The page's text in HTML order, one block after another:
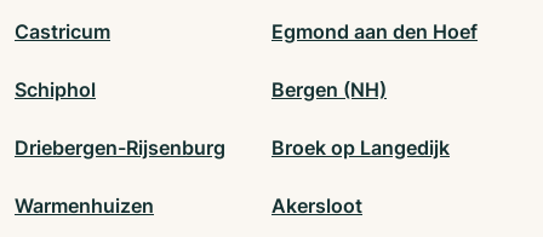
Castricum Egmond aan den Hoef
Schiphol Bergen (NH)
Driebergen-Rijsenburg Broek op Langedijk
Warmenhuizen Akersloot